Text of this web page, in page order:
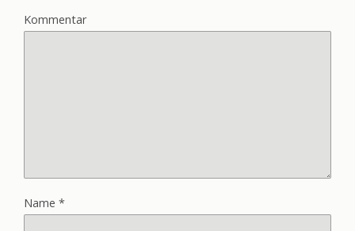
Kommentar
Name *